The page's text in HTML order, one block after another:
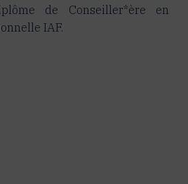
de Conseiller*ère en
IAF.